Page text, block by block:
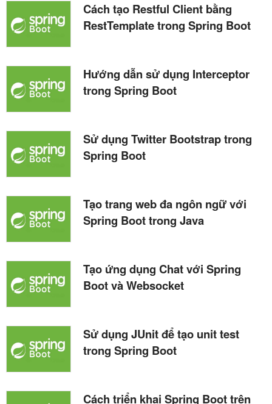
Cách tạo Restful Client bằng
RestTemplate trong Spring Boot
Hướng dẫn sử dụng Interceptor
trong Spring Boot
Sử dụng Twitter Bootstrap trong
Spring Boot
Tạo trang web đa ngôn ngữ với
Spring Boot trong Java
Tạo ứng dụng Chat với Spring
Boot và Websocket
Sử dụng JUnit để tạo unit test
trong Spring Boot
Cách triển khai Spring Boot trên